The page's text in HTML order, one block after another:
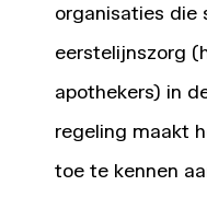
organisaties die
eerstelijnszorg
apothekers) in
regeling maakt
toe te kennen